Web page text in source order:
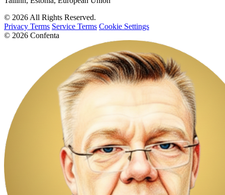
© 2026 All Rights Reserved.
Privacy Terms Service Terms Cookie Settings
© 2026 Confenta